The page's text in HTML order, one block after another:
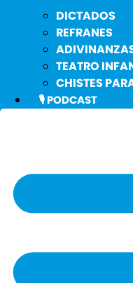
DICTADOS
REFRANES
TEATRO
CHISTES
🎙️ PODCAST